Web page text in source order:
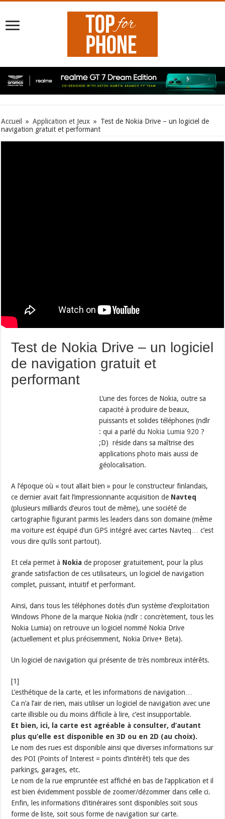
Accueil » Application et Jeux » Test de Nokia Drive – un logiciel de
navigation gratuit et performant
Test de Nokia Drive – un logiciel
de navigation gratuit et
performant
L’une des forces de Nokia, outre sa
capacité à produire de beaux,
puissants et solides téléphones (ndlr
: qui a parlé du Nokia Lumia 920 ?
;D) réside dans sa maîtrise des
applications photo mais aussi de
géolocalisation.
A l’époque où « tout allait bien » pour le constructeur finlandais,
ce dernier avait fait l’impressionnante acquisition de Navteq
(plusieurs milliards d’euros tout de même), une société de
cartographie figurant parmis les leaders dans son domaine (même
ma voiture est équipé d’un GPS intégré avec cartes Navteq… c’est
vous dire qu’ils sont partout).
Et cela permet à Nokia de proposer gratuitement, pour la plus
grande satisfaction de ces utilisateurs, un logiciel de navigation
complet, puissant, intuitif et performant.
Ainsi, dans tous les téléphones dotés d’un système d’exploitation
Windows Phone de la marque Nokia (ndlr : concrètement, tous les
Nokia Lumia) on retrouve un logiciel nommé Nokia Drive
(actuellement et plus précisemment, Nokia Drive+ Beta).
Un logiciel de navigation qui présente de très nombreux intérêts.
[1]
L’esthétique de la carte, et les informations de navigation…
Ca n’a l’air de rien, mais utiliser un logiciel de navigation avec une
carte illisible ou du moins difficile à lire, c’est insupportable.
Et bien, ici, la carte est agréable à consulter, d’autant
plus qu’elle est disponible en 3D ou en 2D (au choix).
Le nom des rues est disponible ainsi que diverses informations sur
des POI (Points of Interest = points d’intérêt) tels que des
parkings, garages, etc.
Le nom de la rue empruntée est affiché en bas de l’application et il
est bien évidemment possible de zoomer/dézommer dans celle ci.
Enfin, les informations d’itinéraires sont disponibles soit sous
forme de liste, soit sous forme de navigation sur carte.